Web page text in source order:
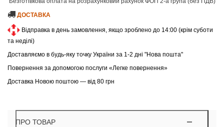
ДОСТАВКА
Відправка в день замовлення, якщо зроблено до 14:00 (крім суботи
та неділі)
Доставляємо в будь-яку точку України за 1-2 дні "Нова пошта"
Повернення за допомогою послуги «Легке повернення»
Доставка Новою поштою — від 80 грн
ПРО ТОВАР